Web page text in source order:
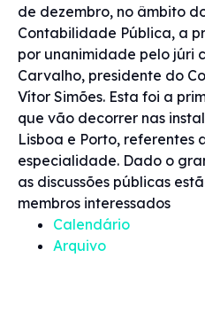
de dezembro, no âmbito
Contabilidade Pública, a
por unanimidade pelo júri
Carvalho, presidente do
Vítor Simões. Esta foi a
que vão decorrer nas
Lisboa e Porto, referentes
especialidade. Dado o
as discussões públicas
membros interessados
Calendário
Arquivo